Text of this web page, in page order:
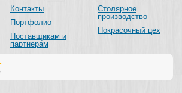
Контакты
Портфолио
Поставщикам и
партнерам
Столярное
производство
Покрасочный цех